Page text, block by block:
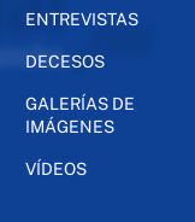
ENTREVISTAS
DECESOS
GALERÍAS DE
IMÁGENES
VÍDEOS